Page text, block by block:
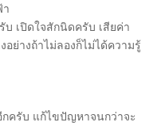
เปิดใจสักนิดครับ เสียค่า
ย่างถ้าไม่ลองก็ไม่ได้ความรู้
ครับ แก้ไขปัญหาจนกว่าจะ